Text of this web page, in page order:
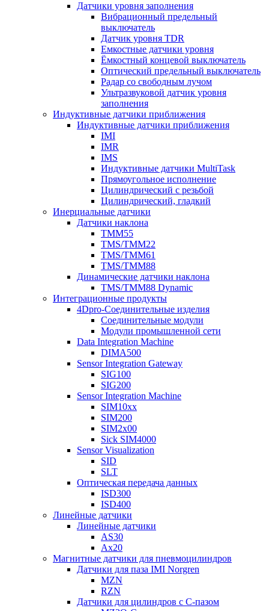
Датчики уровня заполнения
Вибрационный предельный
выключатель
Датчик уровня TDR
Емкостные датчики уровня
Ёмкостный концевой выключатель
Оптический предельный выключатель
Радар со свободным лучом
Ультразвуковой датчик уровня
заполнения
Индуктивные датчики приближения
Индуктивные датчики приближения
IMI
IMR
IMS
Индуктивные датчики MultiTask
Прямоугольное исполнение
Цилиндрический с резьбой
Цилиндрический, гладкий
Инерциальные датчики
Датчики наклона
TMM55
TMS/TMM22
TMS/TMM61
TMS/TMM88
Динамические датчики наклона
TMS/TMM88 Dynamic
Интеграционные продукты
4Dpro-Соединительные изделия
Соединительные модули
Модули промышленной сети
Data Integration Machine
DIMA500
Sensor Integration Gateway
SIG100
SIG200
Sensor Integration Machine
SIM10xx
SIM200
SIM2x00
Sick SIM4000
Sensor Visualization
SID
SLT
Оптическая передача данных
ISD300
ISD400
Линейные датчики
Линейные датчики
AS30
Ax20
Магнитные датчики для пневмоцилиндров
Датчики для паза IMI Norgren
MZN
RZN
Датчики для цилиндров с С-пазом